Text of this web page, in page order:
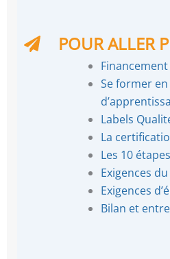
POUR ALLER
Se former
Labels
La
Les 10
Exigences
Exigences
Bilan et